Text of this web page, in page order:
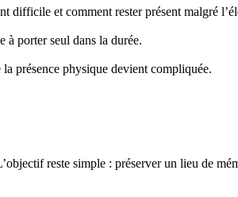
difficile et comment rester présent malgré
à porter seul dans la durée.
présence physique devient compliquée.
reste simple : préserver un lieu de